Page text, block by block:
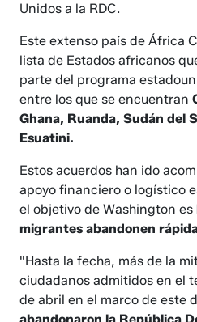
Unidos a la RDC.
Este extenso país de África
lista de Estados africanos
parte del programa
entre los que se encuentran
Ghana, Ruanda, Sudán del
Esuatini.
Estos acuerdos han ido
apoyo financiero o logístico
el objetivo de Washington es
migrantes abandonen
"Hasta la fecha, más de la
ciudadanos admitidos en el
de abril en el marco de este